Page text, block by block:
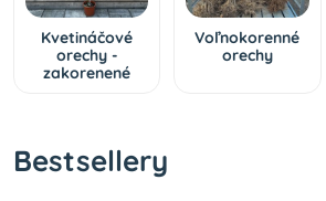
Kvetináčové
orechy -
zakorenené
Voľnokorenné
orechy
Bestsellery